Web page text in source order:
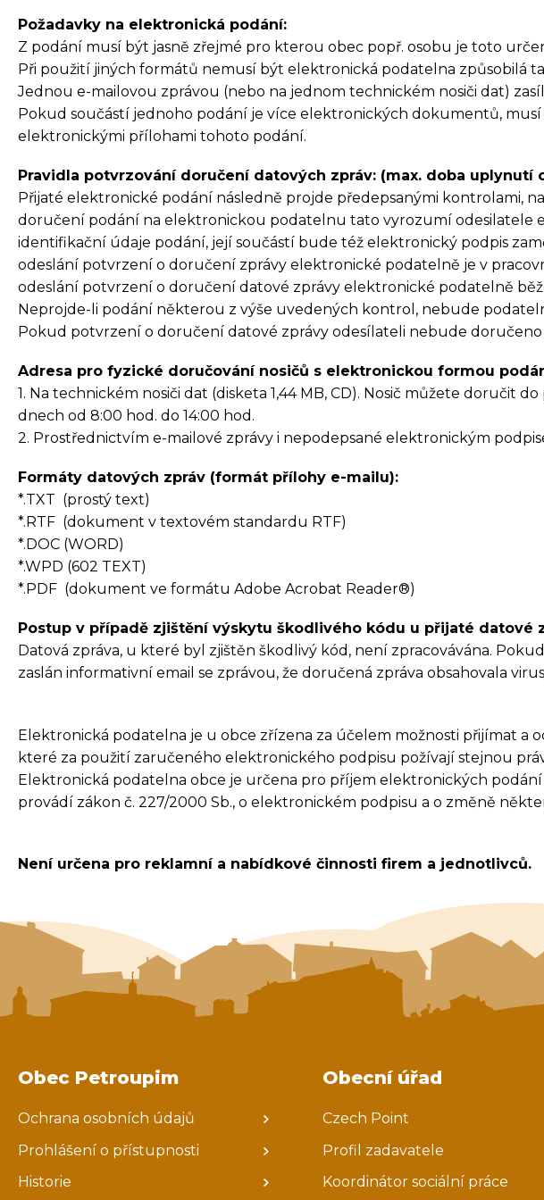
Požadavky na elektronická podání:
Z podání musí být jasně zřejmé pro kterou obec popř. osobu je toto
Při použití jiných formátů nemusí být elektronická podatelna způsobilá
Jednou e-mailovou zprávou (nebo na jednom technickém nosiči dat)
Pokud součástí jednoho podání je více elektronických dokumentů,
elektronickými přílohami tohoto podání.
Pravidla potvrzování doručení datových zpráv: (max. doba
Přijaté elektronické podání následně projde předepsanými kontrolami,
doručení podání na elektronickou podatelnu tato vyrozumí odesilatele
identifikační údaje podání, její součástí bude též elektronický podpis
odeslání potvrzení o doručení zprávy elektronické podatelně je v
odeslání potvrzení o doručení datové zprávy elektronické podatelně
Neprojde-li podání některou z výše uvedených kontrol, nebude
Pokud potvrzení o doručení datové zprávy odesílateli nebude
Adresa pro fyzické doručování nosičů s elektronickou formou
1. Na technickém nosiči dat (disketa 1,44 MB, CD). Nosič můžete doručit
dnech od 8:00 hod. do 14:00 hod.
2. Prostřednictvím e-mailové zprávy i nepodepsané elektronickým
Formáty datových zpráv (formát přílohy e-mailu):
*.TXT (prostý text)
*.RTF (dokument v textovém standardu RTF)
*.DOC (WORD)
*.WPD (602 TEXT)
*.PDF (dokument ve formátu Adobe Acrobat Reader®)
Postup v případě zjištění výskytu škodlivého kódu u přijaté datové
Datová zpráva, u které byl zjištěn škodlivý kód, není zpracovávána.
zaslán informativní email se zprávou, že doručená zpráva obsahovala
Elektronická podatelna je u obce zřízena za účelem možnosti přijímat a
které za použití zaručeného elektronického podpisu požívají stejnou
Elektronická podatelna obce je určena pro příjem elektronických podání
provádí zákon č. 227/2000 Sb., o elektronickém podpisu a o změně
Není určena pro reklamní a nabídkové činnosti firem a jednotlivců.
Obec Petroupim
Ochrana osobních údajů
Prohlášení o přístupnosti
Historie
Obecní úřad
Czech Point
Profil zadavatele
Koordinátor sociální práce